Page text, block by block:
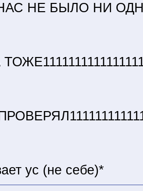
НЕ БЫЛО НИ
ус (не себе)*